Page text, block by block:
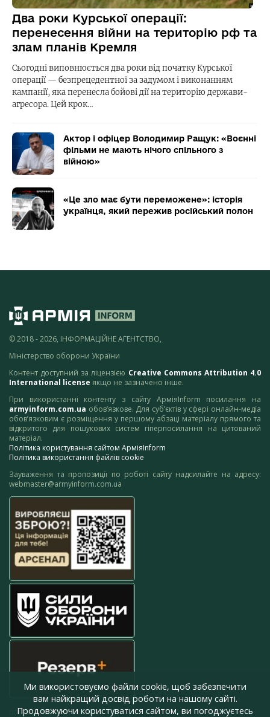
Два роки Курської операції:
перенесення війни на територію рф та
злам планів Кремля
Сьогодні виповнюється два роки від початку Курської
операції — безпрецедентної за задумом і виконанням
кампанії, яка перенесла бойові дії на територію держави-
агресора. Цей крок…
Актор і офіцер Володимир Ращук: «Воєнні
фільми не мають нічого спільного з
війною»
«Це зло має бути переможене»: історія
українця, який пережив російський полон
© 2018 - 2026, ІНФОРМАЦІЙНЕ АГЕНТСТВО,
Міністерство оборони України
Контент доступний за ліцензією Creative Commons Attribution 4.0
International license якщо не зазначено інше.
При використанні контенту з сайту АрміяInform посилання на
armyinform.com.ua обов’язкове. Для суб’єктів у сфері онлайн-медіа
обов’язковим є розміщення у першому абзаці матеріалу прямого та
відкритого для пошукових систем гіперпосилання на цитований
матеріал.
Політика користування сайтом АрміяInform
Політика використання файлів cookie
Зауваження та пропозиції по роботі сайту надсилайте на адресу:
webmaster@armyinform.com.ua
press@armyinform.com.ua
Ми використовуємо файли cookie, щоб забезпечити
вам найкращий досвід роботи на нашому сайті.
Продовжуючи користуватися сайтом, ви погоджуєтесь